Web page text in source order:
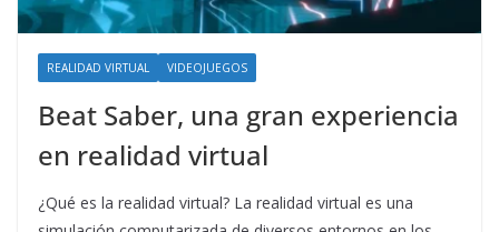
REALIDAD VIRTUAL VIDEOJUEGOS
Beat Saber, una gran experiencia
en realidad virtual
¿Qué es la realidad virtual? La realidad virtual es una